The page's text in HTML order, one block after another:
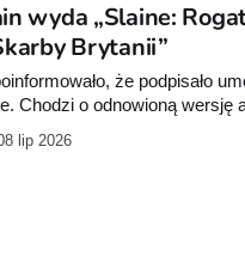
wyda „Slaine:
Brytanii”
że podpisało
Chodzi o odnowioną wersję
lip 2026